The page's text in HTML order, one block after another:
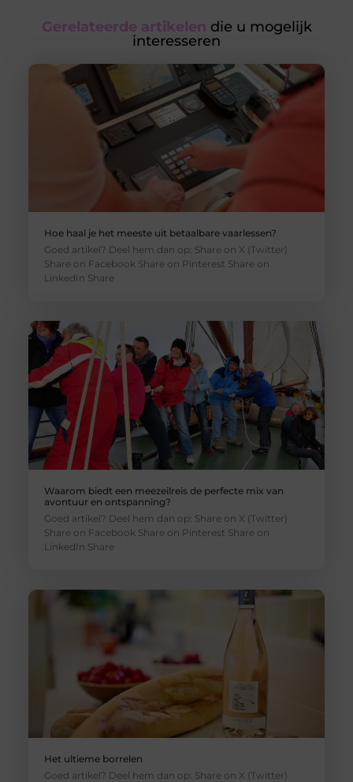
Gerelateerde artikelen die u mogelijk
interesseren
Hoe haal je het meeste uit betaalbare vaarlessen?
Goed artikel? Deel hem dan op: Share on X (Twitter)
Share on Facebook Share on Pinterest Share on
LinkedIn Share
Waarom biedt een meezeilreis de perfecte mix van
avontuur en ontspanning?
Goed artikel? Deel hem dan op: Share on X (Twitter)
Share on Facebook Share on Pinterest Share on
LinkedIn Share
Het ultieme borrelen
Goed artikel? Deel hem dan op: Share on X (Twitter)